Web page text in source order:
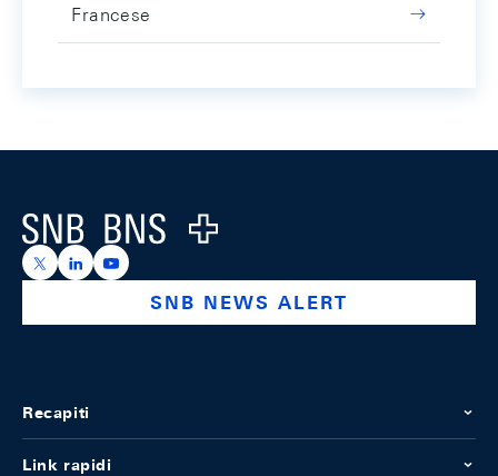
Francese
Logo
https://x.com/snb_bns
https://ch.linkedin.com/company/swiss-national-
https://www.youtube.com/@swissnationalbank
SNB NEWS ALERT
Recapiti
Link rapidi